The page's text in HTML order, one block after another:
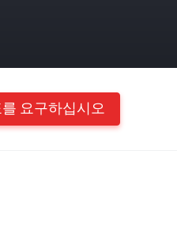
요구하십시오